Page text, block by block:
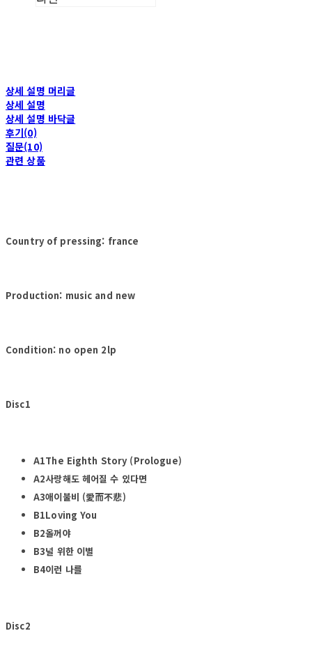
상세 설명 머리글
상세 설명
상세 설명 바닥글
후기(0)
질문(10)
관련 상품
Country of pressing: france
Production: music and new
Condition: no open 2lp
Disc1
A1The Eighth Story (Prologue)
A2사랑해도 헤어질 수 있다면
A3애이불비 (愛而不悲)
B1Loving You
B2올꺼야
B3널 위한 이별
B4이런 나를
Disc2